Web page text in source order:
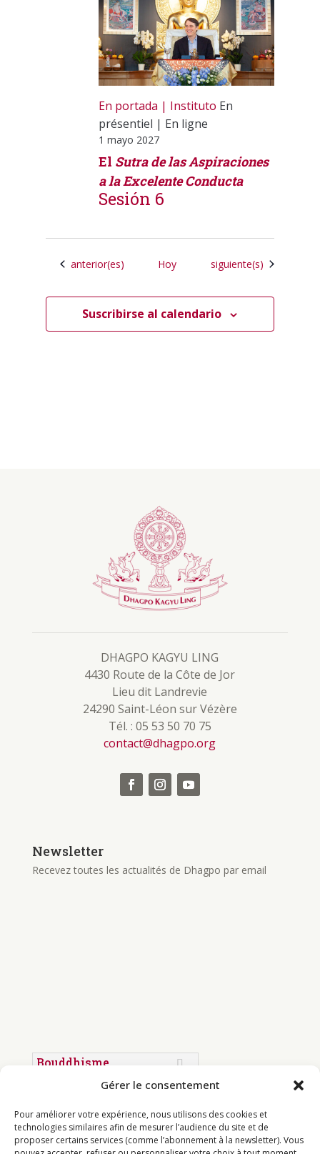
Gérer le consentement
Pour améliorer votre expérience, nous utilisons des cookies et
technologies similaires afin de mesurer l’audience du site et de
proposer certains services (comme l’abonnement à la newsletter). Vous
En portada Instituto En
présentiel | En ligne
1 mayo 2027
El Sutra de las Aspiraciones
a la Excelente Conducta
Sesión 6
Calendrier
anterior(es) Hoy Calendrier
siguiente(s)
Suscribirse al calendario
DHAGPO KAGYU LING
4430 Route de la Côte de Jor
Lieu dit Landrevie
24290 Saint-Léon sur Vézère
Tél. : 05 53 50 70 75
contact@dhagpo.org
Newsletter
Recevez toutes les actualités de Dhagpo par email
Bouddhisme
Programme
Actualités
Ressources